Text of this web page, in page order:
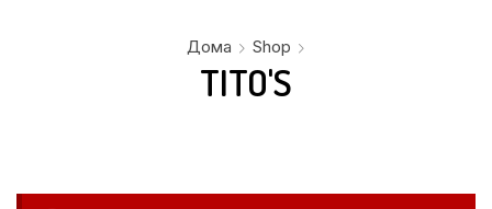
Дома Shop
TITO'S